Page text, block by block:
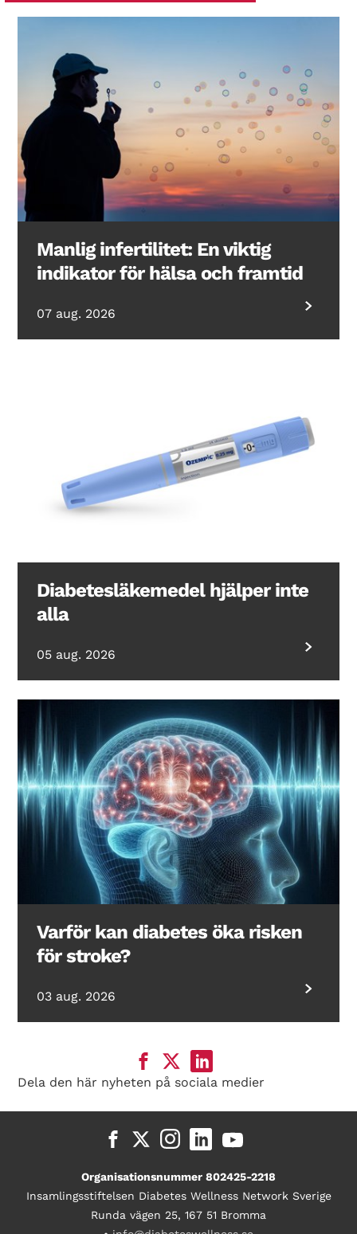
Manlig infertilitet: En viktig
indikator för hälsa och framtid
07 aug. 2026
Diabetesläkemedel hjälper inte
alla
05 aug. 2026
Varför kan diabetes öka risken
för stroke?
03 aug. 2026
Dela den här nyheten på sociala medier
Organisationsnummer 802425-2218
Insamlingsstiftelsen Diabetes Wellness Network Sverige
Runda vägen 25, 167 51 Bromma